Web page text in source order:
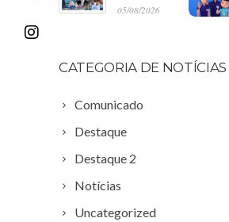
05/08/2026
CATEGORIA DE NOTÍCIAS
Comunicado
Destaque
Destaque 2
Notícias
Uncategorized